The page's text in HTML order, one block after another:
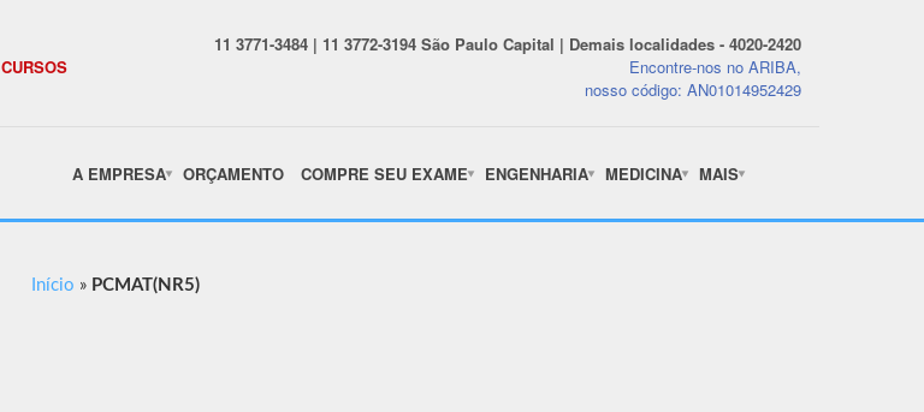
CURSOS
11 3771-3484 | 11 3772-3194 São Paulo Capital | Demais localidades - 4020-2420
Encontre-nos no ARIBA,
nosso código: AN01014952429
A EMPRESA ORÇAMENTO COMPRE SEU EXAME ENGENHARIA MEDICINA MAIS
Início » PCMAT(NR5)